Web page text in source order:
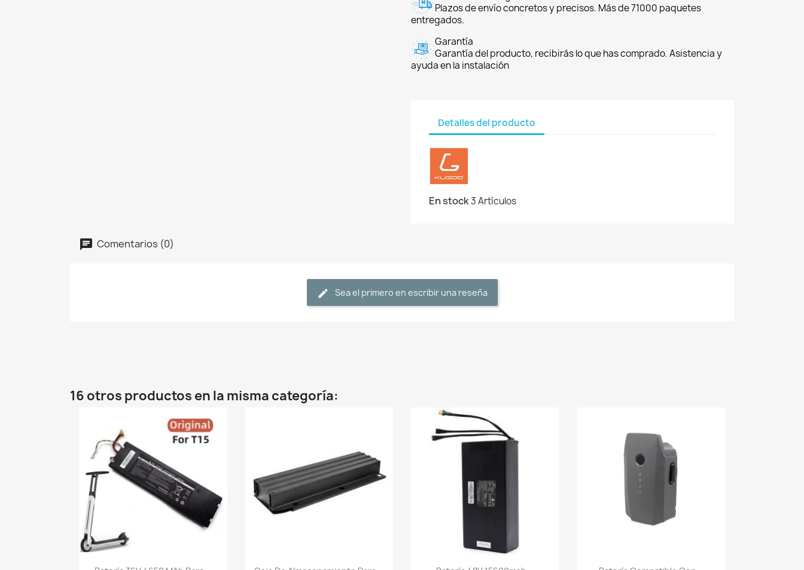
Plazos de envío concretos y precisos. Más de 71000 paquetes
entregados.
Garantía
Garantía del producto, recibirás lo que has comprado. Asistencia y
ayuda en la instalación
Detalles del producto
En stock3 Artículos
Comentarios (0)
Sea el primero en escribir una reseña
16 otros productos en la misma categoría: